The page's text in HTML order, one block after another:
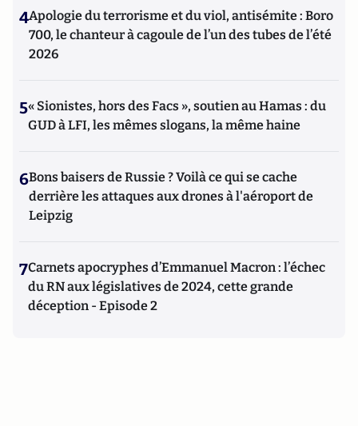
4Apologie du terrorisme et du viol, antisémite : Boro
700, le chanteur à cagoule de l’un des tubes de l’été
2026
5« Sionistes, hors des Facs », soutien au Hamas : du
GUD à LFI, les mêmes slogans, la même haine
6Bons baisers de Russie ? Voilà ce qui se cache
derrière les attaques aux drones à l'aéroport de
Leipzig
7Carnets apocryphes d’Emmanuel Macron : l’échec
du RN aux législatives de 2024, cette grande
déception - Episode 2